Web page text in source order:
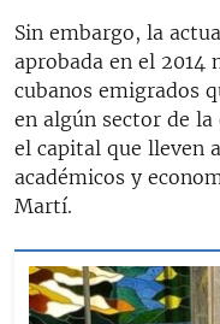
Sin embargo, la
aprobada en el 2014
cubanos emigrados
en algún sector de
el capital que lleven
académicos y
Martí.